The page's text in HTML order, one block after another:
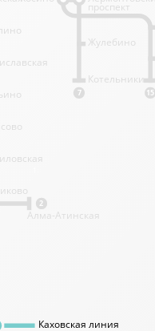
Каховская линия
7
2
15
проспект
Жулебино
Котельники
Алма-Атинская